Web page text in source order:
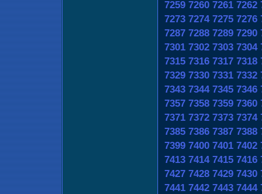
7259 7260 7261 7262
7273 7274 7275 7276
7287 7288 7289 7290
7301 7302 7303 7304
7315 7316 7317 7318
7329 7330 7331 7332
7343 7344 7345 7346
7357 7358 7359 7360
7371 7372 7373 7374
7385 7386 7387 7388
7399 7400 7401 7402
7413 7414 7415 7416
7427 7428 7429 7430
7441 7442 7443 7444